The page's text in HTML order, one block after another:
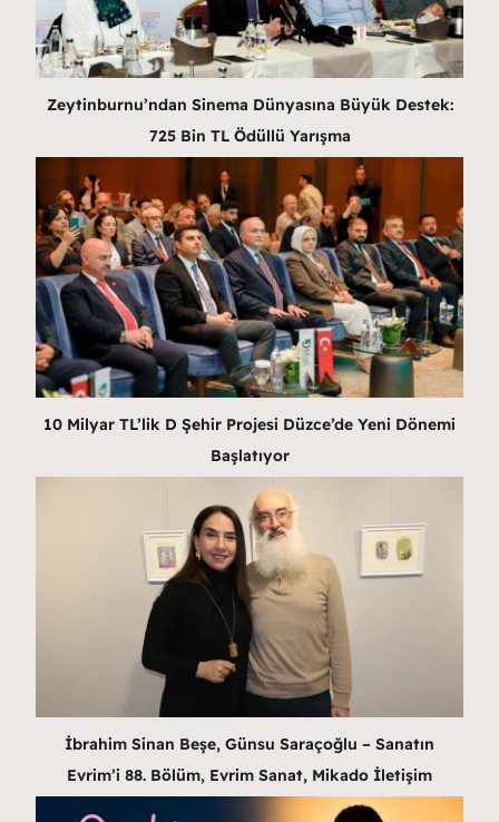
Zeytinburnu’ndan Sinema Dünyasına Büyük Destek:
725 Bin TL Ödüllü Yarışma
10 Milyar TL’lik D Şehir Projesi Düzce’de Yeni Dönemi
Başlatıyor
İbrahim Sinan Beşe, Günsu Saraçoğlu – Sanatın
Evrim’i 88. Bölüm, Evrim Sanat, Mikado İletişim